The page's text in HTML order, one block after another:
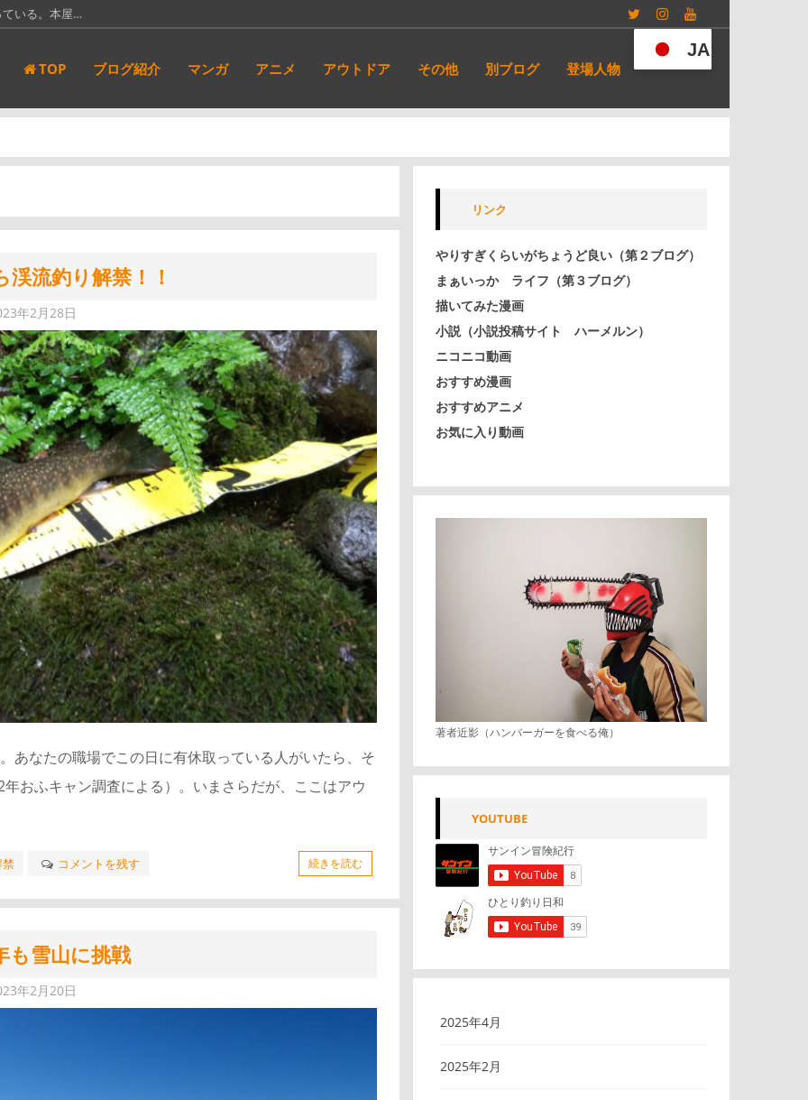
いる。本屋…
キューピッ…
TwitterInstagramYouTube
TOP ブログ紹介 マンガ アニメ アウトドア その他 別ブログ 登場人物
JA
渓流釣り解禁！！
年2月28日
あなたの職場でこの日に有休取っている人がいたら、そ
おふキャン調査による）。いまさらだが、ここはアウ
禁 コメントを残す 続きを読む
も雪山に挑戦
年2月20日
リンク
やりすぎくらいがちょうど良い（第２ブログ）
まぁいっか ライフ（第３ブログ）
描いてみた漫画
小説（小説投稿サイト ハーメルン）
ニコニコ動画
おすすめ漫画
おすすめアニメ
お気に入り動画
著者近影（ハンバーガーを食べる俺）
YOUTUBE
2025年4月
2025年2月